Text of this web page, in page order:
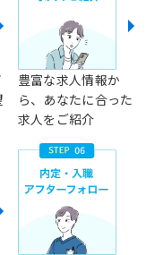
豊富な求人情報か
ら、あなたに合った
求人をご紹介